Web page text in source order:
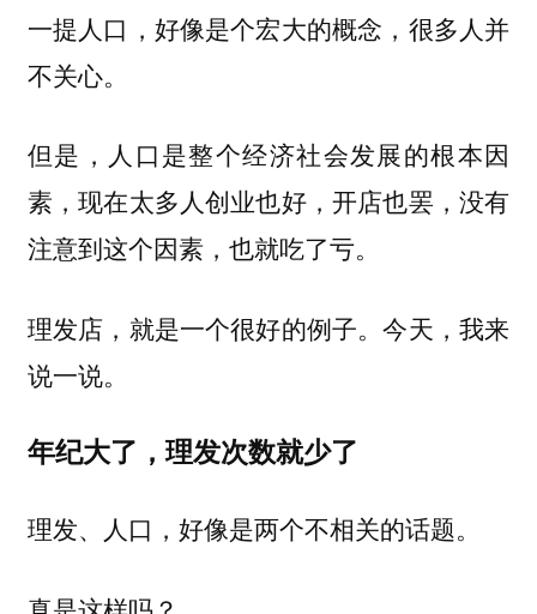
一提人口，好像是个宏大的概念，很多人并
不关心。
但是，人口是整个经济社会发展的根本因
素，现在太多人创业也好，开店也罢，没有
注意到这个因素，也就吃了亏。
理发店，就是一个很好的例子。今天，我来
说一说。
年纪大了，理发次数就少了
理发、人口，好像是两个不相关的话题。